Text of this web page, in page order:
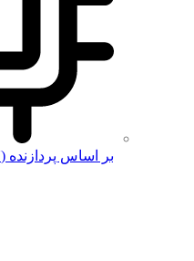
بر اساس پردازنده (CPU)